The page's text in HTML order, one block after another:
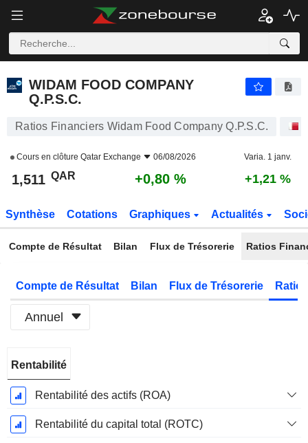
WIDAM FOOD COMPANY
Q.P.S.C.
Ratios Financiers Widam Food Company Q.P.S.C.
Cours en clôture Qatar Exchange 06/08/2026 Varia. 1 janv.
1,511 QAR +0,80 % +1,21 %
Synthèse Cotations Graphiques Actualités
Compte de Résultat Bilan Flux de Trésorerie Ratios
Compte de Résultat Bilan Flux de Trésorerie
Annuel
Fiscale:
Décembre
Rentabilité
Rentabilité des actifs (ROA)
Rentabilité du capital total (ROTC)